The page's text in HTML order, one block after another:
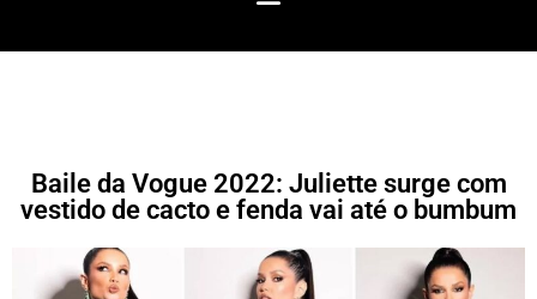
Baile da Vogue 2022: Juliette surge com
vestido de cacto e fenda vai até o bumbum